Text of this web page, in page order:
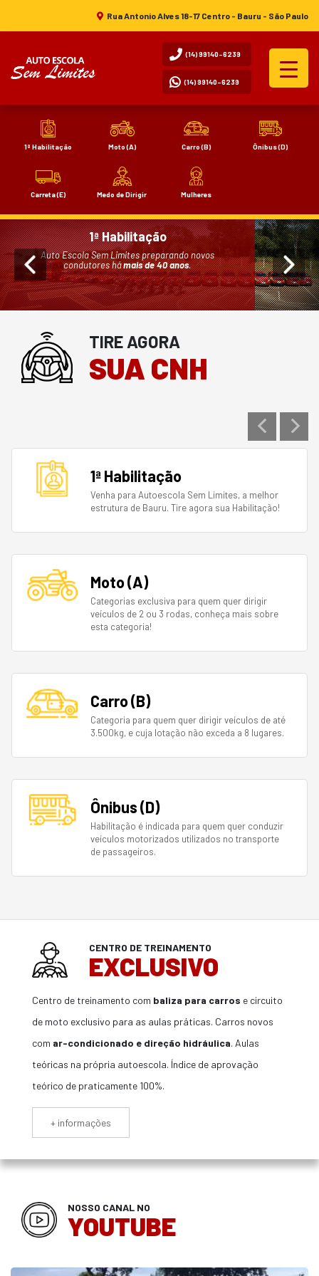
Rua Antonio Alves 18-17 Centro - Bauru - São Paulo
(14) 99140-6239
(14) 99140-6239
1ª Habilitação Moto (A) Carro (B) Ônibus (D)
Carreta (E) Medo de Dirigir Mulheres
1ª Habilitação
Auto Escola Sem Limites preparando novos
condutores hámais de 40 anos.
TIRE AGORA
SUA CNH
1ª Habilitação
Venha para Autoescola Sem Limites, a melhor
estrutura de Bauru. Tire agora sua Habilitação!
Moto (A)
Categorias exclusiva para quem quer dirigir
veículos de 2 ou 3 rodas, conheça mais sobre
esta categoria!
Carro (B)
Categoria para quem quer dirigir veículos de até
3.500kg, e cuja lotação não exceda a 8 lugares.
Ônibus (D)
Habilitação é indicada para quem quer conduzir
veículos motorizados utilizados no transporte
de passageiros.
CENTRO DE TREINAMENTO
EXCLUSIVO
Centro de treinamento com baliza para carros e circuito
de moto exclusivo para as aulas práticas. Carros novos
com ar-condicionado e direção hidráulica. Aulas
teóricas na própria autoescola. Índice de aprovação
teórico de praticamente 100%.
+ informações
NOSSO CANAL NO
YOUTUBE